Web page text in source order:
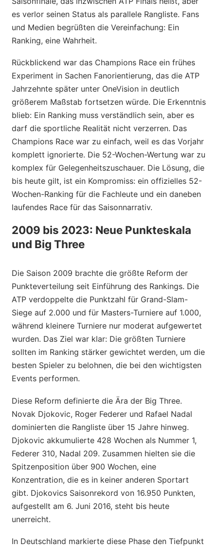
es verlor seinen Status als parallele Rangliste. Fans
und Medien begrüßten die Vereinfachung: Ein
Ranking, eine Wahrheit.
Rückblickend war das Champions Race ein frühes
Experiment in Sachen Fanorientierung, das die ATP
Jahrzehnte später unter OneVision in deutlich
größerem Maßstab fortsetzen würde. Die Erkenntnis
blieb: Ein Ranking muss verständlich sein, aber es
darf die sportliche Realität nicht verzerren. Das
Champions Race war zu einfach, weil es das Vorjahr
komplett ignorierte. Die 52-Wochen-Wertung war zu
komplex für Gelegenheitszuschauer. Die Lösung, die
bis heute gilt, ist ein Kompromiss: ein offizielles 52-
Wochen-Ranking für die Fachleute und ein daneben
laufendes Race für das Saisonnarrativ.
2009 bis 2023: Neue Punkteskala
und Big Three
Die Saison 2009 brachte die größte Reform der
Punkteverteilung seit Einführung des Rankings. Die
ATP verdoppelte die Punktzahl für Grand-Slam-
Siege auf 2.000 und für Masters-Turniere auf 1.000,
während kleinere Turniere nur moderat aufgewertet
wurden. Das Ziel war klar: Die größten Turniere
sollten im Ranking stärker gewichtet werden, um die
besten Spieler zu belohnen, die bei den wichtigsten
Events performen.
Diese Reform definierte die Ära der Big Three.
Novak Djokovic, Roger Federer und Rafael Nadal
dominierten die Rangliste über 15 Jahre hinweg.
Djokovic akkumulierte 428 Wochen als Nummer 1,
Federer 310, Nadal 209. Zusammen hielten sie die
Spitzenposition über 900 Wochen, eine
Konzentration, die es in keiner anderen Sportart
gibt. Djokovics Saisonrekord von 16.950 Punkten,
aufgestellt am 6. Juni 2016, steht bis heute
unerreicht.
In Deutschland markierte diese Phase den Tiefpunkt